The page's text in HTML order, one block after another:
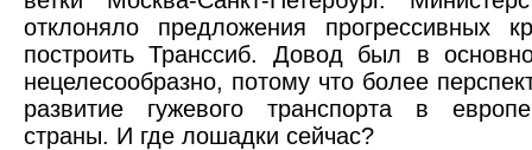
отклоняло предложения прогрессивных
построить Транссиб. Довод был в
нецелесообразно, потому что более
развитие гужевого транспорта в
страны. И где лошадки сейчас?